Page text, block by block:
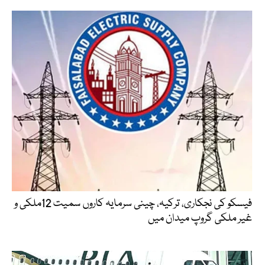
فیسکو کی نجکاری، ترکیہ، چینی سرمایہ کاروں سمیت 12ملکی و
غیر ملکی گروپ میدان میں